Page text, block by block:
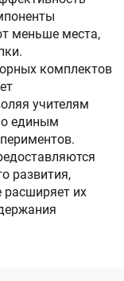
меньше места,
комплектов
учителям
единым
развития,
расширяет их